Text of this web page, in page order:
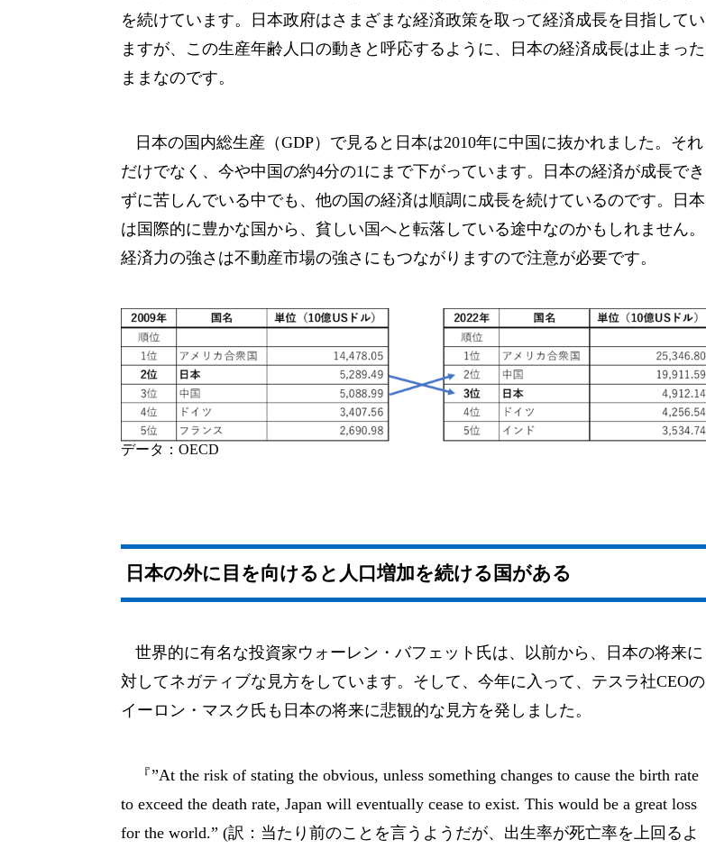
を続けています。日本政府はさまざまな経済政策を取って経済成長を目指してい
ますが、この生産年齢人口の動きと呼応するように、日本の経済成長は止まった
ままなのです。
日本の国内総生産（GDP）で見ると日本は2010年に中国に抜かれました。それ
だけでなく、今や中国の約4分の1にまで下がっています。日本の経済が成長でき
ずに苦しんでいる中でも、他の国の経済は順調に成長を続けているのです。日本
は国際的に豊かな国から、貧しい国へと転落している途中なのかもしれません。
経済力の強さは不動産市場の強さにもつながりますので注意が必要です。
データ：OECD
日本の外に目を向けると人口増加を続ける国がある
世界的に有名な投資家ウォーレン・バフェット氏は、以前から、日本の将来に
対してネガティブな見方をしています。そして、今年に入って、テスラ社CEOの
イーロン・マスク氏も日本の将来に悲観的な見方を発しました。
『”At the risk of stating the obvious, unless something changes to cause the birth rate
to exceed the death rate, Japan will eventually cease to exist. This would be a great loss
for the world.” (訳：当たり前のことを言うようだが、出生率が死亡率を上回るよ